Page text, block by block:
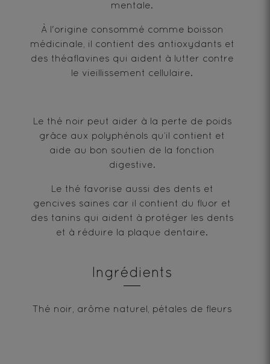
mentale.
À l'origine consommé comme boisson
médicinale, il contient des antioxydants et
des théaflavines qui aident à lutter contre
le vieillissement cellulaire.
Le thé noir peut aider à la perte de poids
grâce aux polyphénols qu’il contient et
aide au bon soutien de la fonction
digestive.
Le thé favorise aussi des dents et
gencives saines car il contient du fluor et
des tanins qui aident à protéger les dents
et à réduire la plaque dentaire.
Ingrédients
Thé noir, arôme naturel, pétales de fleurs